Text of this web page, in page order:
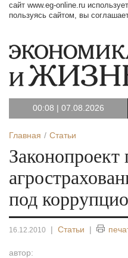
сайт www.eg-online.ru
пользуясь сайтом, вы
00:08 | 07.08.2026
Главная Статьи
Законопроект
под
16.12.2010 | Статьи |
автор: